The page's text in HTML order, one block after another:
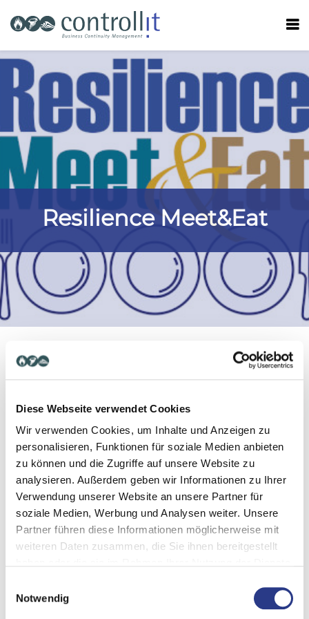
Diese Webseite verwendet Cookies
Wir verwenden Cookies, um Inhalte und Anzeigen zu
personalisieren, Funktionen für soziale Medien anbieten
zu können und die Zugriffe auf unsere Website zu
analysieren. Außerdem geben wir Informationen zu Ihrer
Verwendung unserer Website an unsere Partner für
soziale Medien, Werbung und Analysen weiter. Unsere
Partner führen diese Informationen möglicherweise mit
weiteren Daten zusammen, die Sie ihnen bereitgestellt
Notwendig
Resilience Meet&Eat
Resilience Meet&Eat
We nodigen je uit voor ons Resilience Meet&Eat
evenement op 12 september 2024in Wenen.
Hoewel we nog geen specifieke details kunnen geven, beloven
we een geweldig evenement voor alle geïnteresseerden op het